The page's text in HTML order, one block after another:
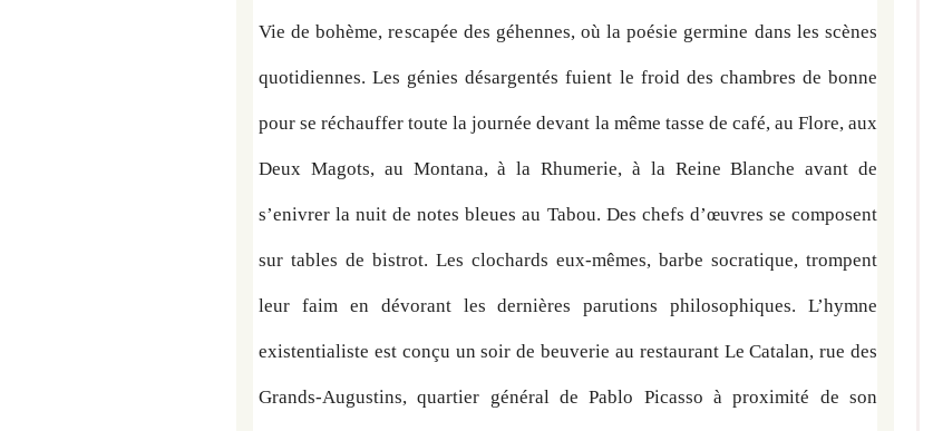
Vie de bohème, rescapée des géhennes, où la poésie germine dans les scènes
quotidiennes. Les génies désargentés fuient le froid des chambres de bonne
pour se réchauffer toute la journée devant la même tasse de café, au Flore, aux
Deux Magots, au Montana, à la Rhumerie, à la Reine Blanche avant de
s’enivrer la nuit de notes bleues au Tabou. Des chefs d’œuvres se composent
sur tables de bistrot. Les clochards eux-mêmes, barbe socratique, trompent
leur faim en dévorant les dernières parutions philosophiques. L’hymne
existentialiste est conçu un soir de beuverie au restaurant Le Catalan, rue des
Grands-Augustins, quartier général de Pablo Picasso à proximité de son